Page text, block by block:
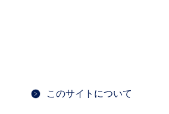
このサイトについて